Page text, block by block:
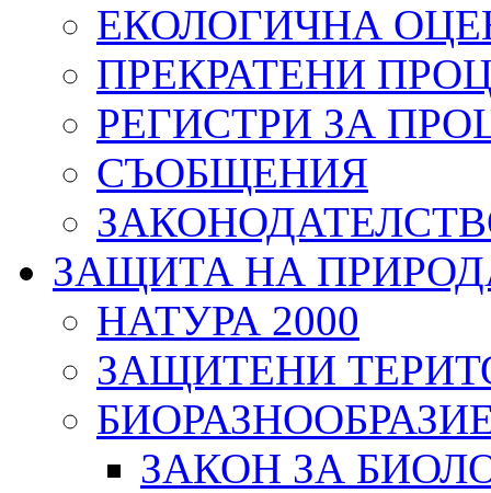
ЕКОЛОГИЧНА
ПРЕКРАТЕНИ
РЕГИСТРИ ЗА
СЪОБЩЕНИЯ
ЗАЩИТА НА
НАТУРА 2000
ЗАЩИТЕНИ
ЗАКОН ЗА